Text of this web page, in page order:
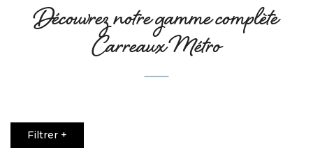
Découvrez notre gamme complète
Carreaux Métro
Filtrer +